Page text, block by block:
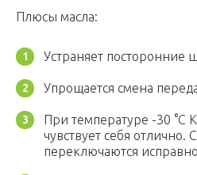
Плюсы масла:
Устраняет
Упрощается смена
При температуре -30 °C
чувствует себя отлично.
переключаются